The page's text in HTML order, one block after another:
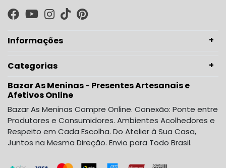
Informações
Categorias
Bazar As Meninas - Presentes Artesanais e
Afetivos Online
Bazar As Meninas Compre Online. Conexão: Ponte entre
Produtores e Consumidores. Ambientes Acolhedores e
Respeito em Cada Escolha. Do Atelier à Sua Casa,
Juntos na Mesma Direção. Envio para Todo Brasil.